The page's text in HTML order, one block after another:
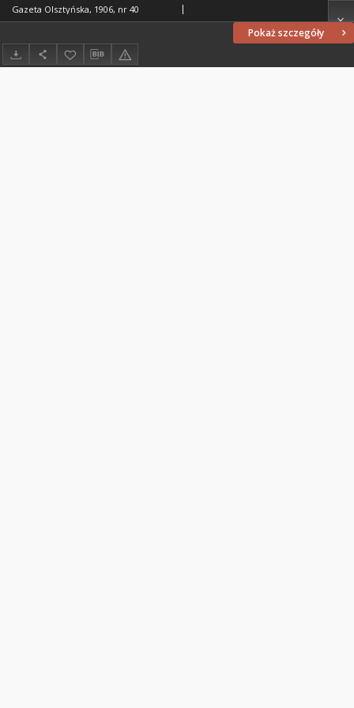
Pokaż szczegóły
Gazeta Olsztyńska, 1906, nr 40